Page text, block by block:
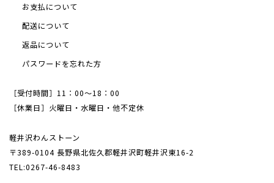
お支払について
配送について
返品について
パスワードを忘れた方
［受付時間］11：00～18：00
［休業日］火曜日・水曜日・他不定休
軽井沢わんストーン
〒389-0104 長野県北佐久郡軽井沢町軽井沢東16-2
TEL:0267-46-8483